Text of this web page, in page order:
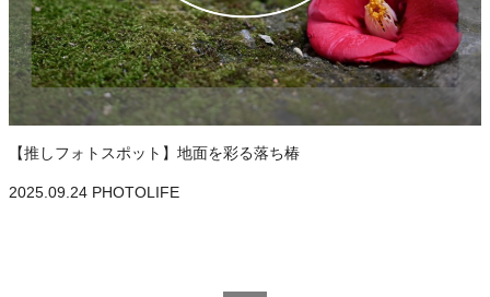
【推しフォトスポット】地面を彩る落ち椿
2025.09.24 PHOTOLIFE